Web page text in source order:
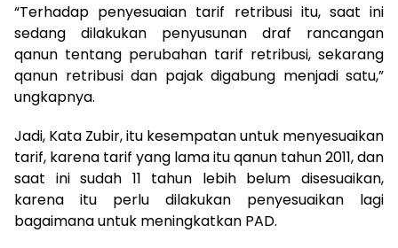
“Terhadap penyesuaian tarif retribusi itu, saat ini
sedang dilakukan penyusunan draf rancangan
qanun tentang perubahan tarif retribusi, sekarang
qanun retribusi dan pajak digabung menjadi satu,”
ungkapnya.
Jadi, Kata Zubir, itu kesempatan untuk menyesuaikan
tarif, karena tarif yang lama itu qanun tahun 2011, dan
saat ini sudah 11 tahun lebih belum disesuaikan,
karena itu perlu dilakukan penyesuaikan lagi
bagaimana untuk meningkatkan PAD.